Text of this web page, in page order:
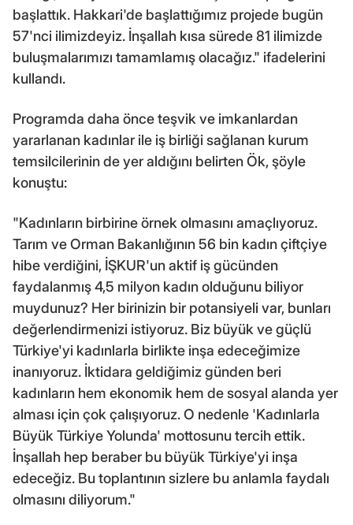
başlattık. Hakkari'de başlattığımız projede bugün
57'nci ilimizdeyiz. İnşallah kısa sürede 81 ilimizde
buluşmalarımızı tamamlamış olacağız." ifadelerini
kullandı.
Programda daha önce teşvik ve imkanlardan
yararlanan kadınlar ile iş birliği sağlanan kurum
temsilcilerinin de yer aldığını belirten Ök, şöyle
konuştu:
"Kadınların birbirine örnek olmasını amaçlıyoruz.
Tarım ve Orman Bakanlığının 56 bin kadın çiftçiye
hibe verdiğini, İŞKUR'un aktif iş gücünden
faydalanmış 4,5 milyon kadın olduğunu biliyor
muydunuz? Her birinizin bir potansiyeli var, bunları
değerlendirmenizi istiyoruz. Biz büyük ve güçlü
Türkiye'yi kadınlarla birlikte inşa edeceğimize
inanıyoruz. İktidara geldiğimiz günden beri
kadınların hem ekonomik hem de sosyal alanda yer
alması için çok çalışıyoruz. O nedenle 'Kadınlarla
Büyük Türkiye Yolunda' mottosunu tercih ettik.
İnşallah hep beraber bu büyük Türkiye'yi inşa
edeceğiz. Bu toplantının sizlere bu anlamla faydalı
olmasını diliyorum."